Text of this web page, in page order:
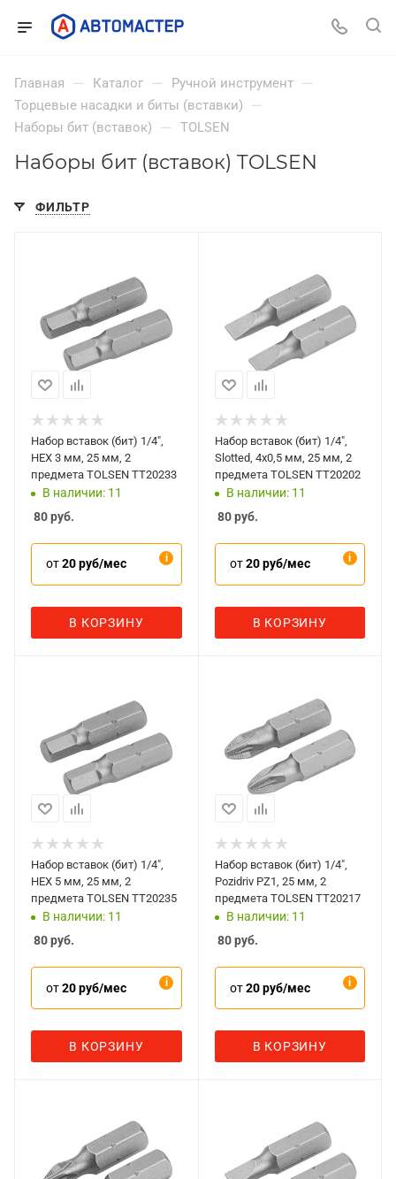
Главная — Каталог — Ручной инструмент —
Торцевые насадки и биты (вставки) —
Наборы бит (вставок) — TOLSEN
Наборы бит (вставок) TOLSEN
ФИЛЬТР
Набор вставок (бит) 1/4",
HEX 3 мм, 25 мм, 2
предмета TOLSEN TT20233
В наличии: 11
80руб.
от20 руб/мес
В КОРЗИНУ
Набор вставок (бит) 1/4",
Slotted, 4x0,5 мм, 25 мм, 2
предмета TOLSEN TT20202
В наличии: 11
80руб.
от20 руб/мес
В КОРЗИНУ
Набор вставок (бит) 1/4",
HEX 5 мм, 25 мм, 2
предмета TOLSEN TT20235
В наличии: 11
80руб.
от20 руб/мес
В КОРЗИНУ
Набор вставок (бит) 1/4",
Pozidriv PZ1, 25 мм, 2
предмета TOLSEN TT20217
В наличии: 11
80руб.
от20 руб/мес
В КОРЗИНУ